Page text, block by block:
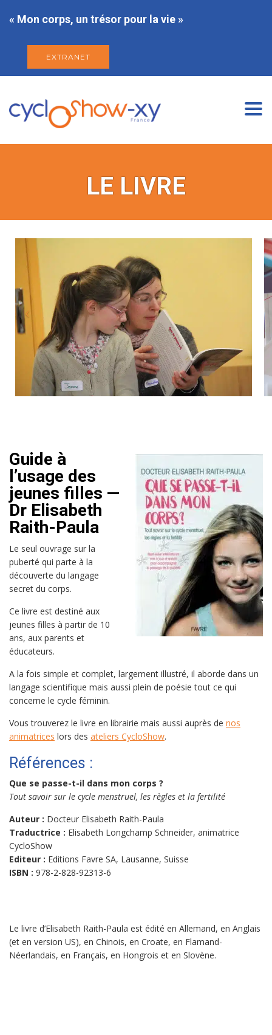
« Mon corps, un trésor pour la vie »
EXTRANET
LE LIVRE
Guide à
l’usage des
jeunes filles —
Dr Elisabeth
Raith-Paula
Le seul ouvrage sur la
puberté qui parte à la
découverte du langage
secret du corps.
Ce livre est destiné aux
jeunes filles à partir de 10
ans, aux parents et
éducateurs.
A la fois simple et complet, largement illustré, il aborde dans un
langage scientifique mais aussi plein de poésie tout ce qui
concerne le cycle féminin.
Vous trouverez le livre en librairie mais aussi auprès de nos
animatrices lors des ateliers CycloShow.
Références :
Que se passe-t-il dans mon corps ?
Tout savoir sur le cycle menstruel, les règles et la fertilité
Auteur : Docteur Elisabeth Raith-Paula
Traductrice : Elisabeth Longchamp Schneider, animatrice
CycloShow
Editeur : Editions Favre SA, Lausanne, Suisse
ISBN : 978-2-828-92313-6
Le livre d’Elisabeth Raith-Paula est édité en Allemand, en Anglais
(et en version US), en Chinois, en Croate, en Flamand-
Néerlandais, en Français, en Hongrois et en Slovène.